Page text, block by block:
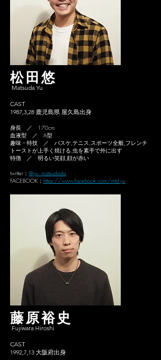
松田悠
Matsuda Yu
CAST
1987,3,28 鹿児島県 屋久島出身
身長 ／ 170cm
血液型 ／ A型
趣味・特技 ／ バスケ,テニス,スポーツ全般,フレンチ
トーストが上手く焼ける,虫を素手で外に出す
特徴 ／ 明るい笑顔,顔が赤い
twitter： @yu_matsudada
FACEBOOK： https://www.facebook.com/mtd.yu
藤原裕史
Fujiwara Hiroshi
CAST
1992,7,13 大阪府出身